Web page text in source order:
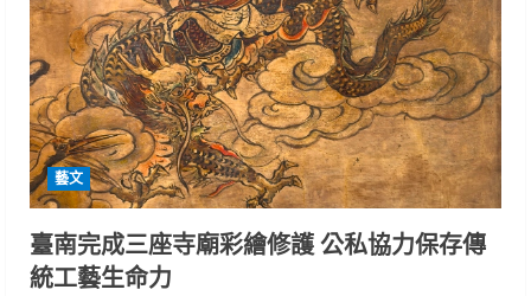
藝文
臺南完成三座寺廟彩繪修護 公私協力保存傳
統工藝生命力